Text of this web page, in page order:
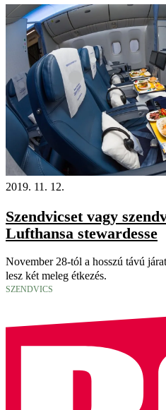
2019. 11. 12.
Szendvicset vagy
Lufthansa stewardesse
November 28-tól a hosszú távú
lesz két meleg étkezés.
SZENDVICS